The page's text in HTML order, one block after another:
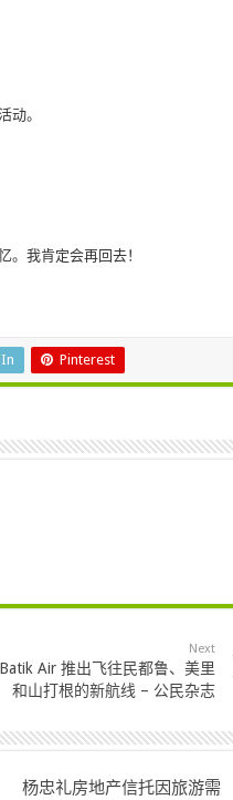
动。
我肯定会再回去！
Pinterest
Next
Batik Air 推出飞往民都鲁、美里
和山打根的新航线 – 公民杂志
杨忠礼房地产信托因旅游需